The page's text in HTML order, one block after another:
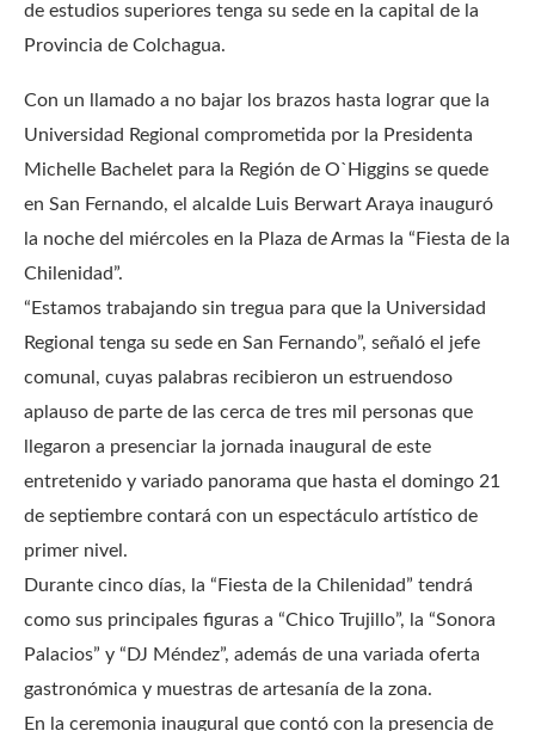
de estudios superiores tenga su sede en la capital de la
Provincia de Colchagua.
Con un llamado a no bajar los brazos hasta lograr que la
Universidad Regional comprometida por la Presidenta
Michelle Bachelet para la Región de O`Higgins se quede
en San Fernando, el alcalde Luis Berwart Araya inauguró
la noche del miércoles en la Plaza de Armas la “Fiesta de la
Chilenidad”.
“Estamos trabajando sin tregua para que la Universidad
Regional tenga su sede en San Fernando”, señaló el jefe
comunal, cuyas palabras recibieron un estruendoso
aplauso de parte de las cerca de tres mil personas que
llegaron a presenciar la jornada inaugural de este
entretenido y variado panorama que hasta el domingo 21
de septiembre contará con un espectáculo artístico de
primer nivel.
Durante cinco días, la “Fiesta de la Chilenidad” tendrá
como sus principales figuras a “Chico Trujillo”, la “Sonora
Palacios” y “DJ Méndez”, además de una variada oferta
gastronómica y muestras de artesanía de la zona.
En la ceremonia inaugural que contó con la presencia de